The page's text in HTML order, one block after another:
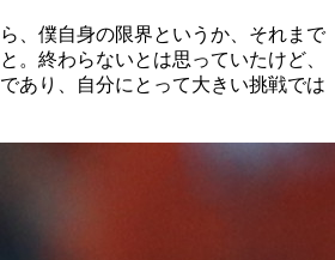
、僕自身の限界というか、それまで
。終わらないとは思っていたけど、
あり、自分にとって大きい挑戦では